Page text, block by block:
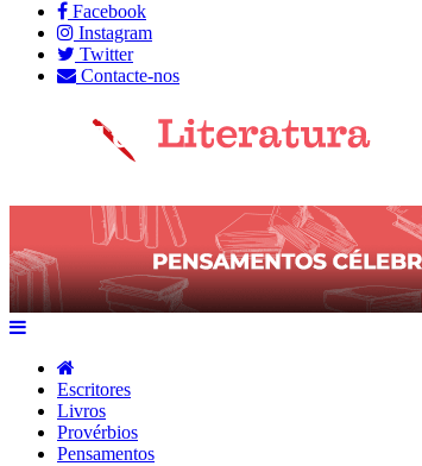
Facebook
Instagram
Twitter
Contacte-nos
Escritores
Livros
Provérbios
Pensamentos